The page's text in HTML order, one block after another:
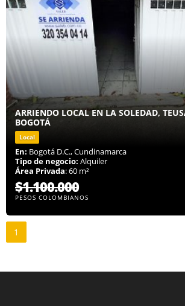
ARRIENDO LOCAL EN LA SOLEDAD,
BOGOTÁ
Local
En: Bogotá D.C., Cundinamarca
Tipo de negocio: Alquiler
Área Privada: 60 m²
$1.100.000
PESOS COLOMBIANOS
1